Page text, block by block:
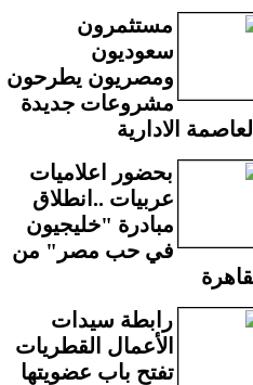
مستثمرون
سعوديون
ومصريون يطرحون
مشروعات جديدة
الادارية
بحضور اعلاميات
عربيات ..انطلاق
مبادرة "خليجيون
في حب مصر" من
رابطة سيدات
الأعمال القطريات
تفتح باب عضويتها